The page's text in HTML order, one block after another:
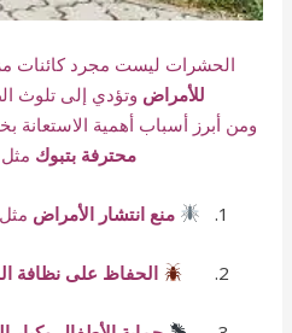
الحشرات ليست مجرد كائنات
للأمراض وتؤدي إلى تلوث
ومن أبرز أسباب أهمية الاستعانة
محترفة بتبوك
منع انتشار الأمراض مثل
الحفاظ على نظافة